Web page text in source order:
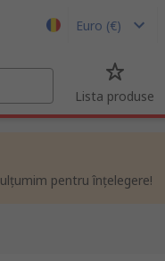
Euro (€)
Lista produse
pentru înțelegere!